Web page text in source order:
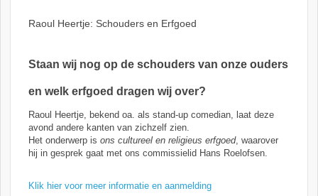
Raoul Heertje: Schouders en Erfgoed
Staan wij nog op de schouders van onze ouders
en welk erfgoed dragen wij over?
Raoul Heertje, bekend oa. als stand-up comedian, laat deze
avond andere kanten van zichzelf zien.
Het onderwerp is ons cultureel en religieus erfgoed, waarover
hij in gesprek gaat met ons commissielid Hans Roelofsen.
Klik hier voor meer informatie en aanmelding